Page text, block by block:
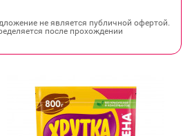
не является публичной офертой.
после прохождении